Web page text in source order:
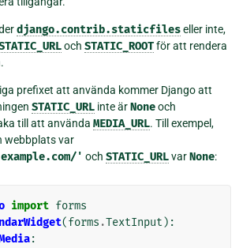
django.contrib.staticfileseller inte,
och STATIC_ROOTför att rendera
prefixet att använda kommer Django att
STATIC_URL inte ärNoneoch
till att använda MEDIA_URL. Till exempel,
webbplats var
' och STATIC_URLvarNone:
import forms
(forms .TextInput ):
: